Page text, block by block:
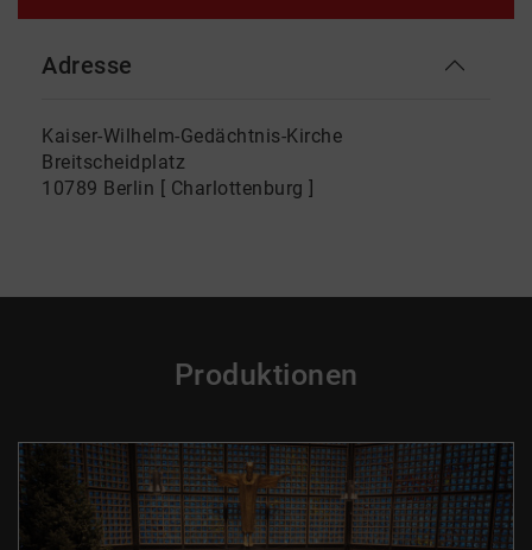
Adresse
Kaiser-Wilhelm-Gedächtnis-Kirche
Breitscheidplatz
10789 Berlin [ Charlottenburg ]
Produktionen